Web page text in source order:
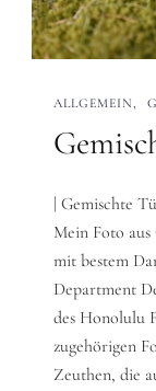
ALLGEMEIN
| Gemischte
Mein Foto
mit bestem
Department
des Honolulu
zugehörigen
Zeuthen, die